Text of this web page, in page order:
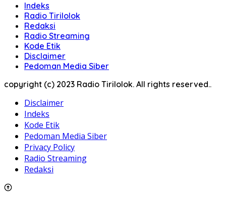
Indeks
Radio Tirilolok
Redaksi
Radio Streaming
Kode Etik
Disclaimer
Pedoman Media Siber
copyright (c) 2023 Radio Tirilolok. All rights reserved..
Disclaimer
Indeks
Kode Etik
Pedoman Media Siber
Privacy Policy
Radio Streaming
Redaksi